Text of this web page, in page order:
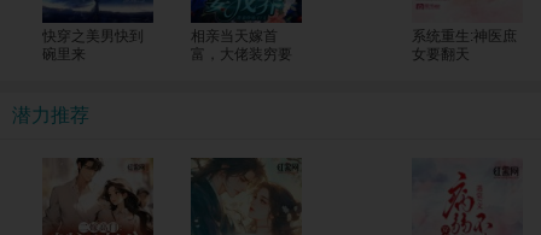
快穿之美男快到
碗里来
相亲当天嫁首
富，大佬装穷要
系统重生:神医庶
女要翻天
潜力推荐